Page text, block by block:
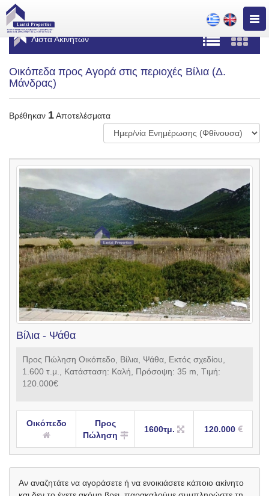
Λίστα Ακινήτων
Οικόπεδα προς Αγορά στις περιοχές Βίλια (Δ.
Μάνδρας)
Βρέθηκαν 1Αποτελέσματα
Βίλια - Ψάθα
Προς Πώληση Οικόπεδο, Βίλια, Ψάθα, Εκτός σχεδίου,
1.600 τ.μ., Κατάσταση: Καλή, Πρόσοψη: 35 m, Tιμή:
120.000€
Οικόπεδο
Προς
Πώληση
1600τμ. 120.000
Αν αναζητάτε να αγοράσετε ή να ενοικιάσετε κάποιο ακίνητο